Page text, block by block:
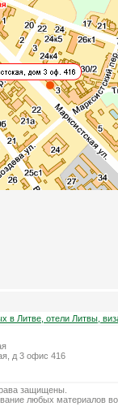
в Литве, отели Литвы,
д 3 офис 416
защищены.
любых материалов